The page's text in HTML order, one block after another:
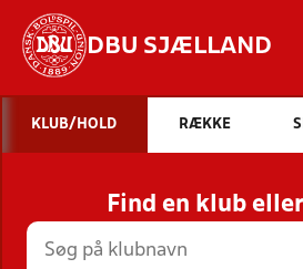
DBU SJÆLLAND
STILLINGER,
HOLD
KLUB/HOLD RÆKKE
Find en klub